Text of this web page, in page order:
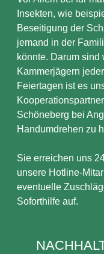
Insekten, wie
Beseitigung der
jemand in der
könnte. Darum sind
Kammerjägern
Feiertagen ist es
Schöneberg bei
Handumdrehen zu
Sie erreichen uns
unsere Hotline-
eventuelle
Soforthilfe auf.